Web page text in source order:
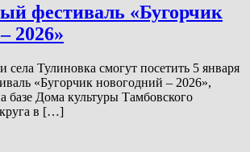
фестиваль «Бугорчик
2026»
села Тулиновка смогут посетить 5 января
«Бугорчик новогодний – 2026»,
базе Дома культуры Тамбовского
в […]